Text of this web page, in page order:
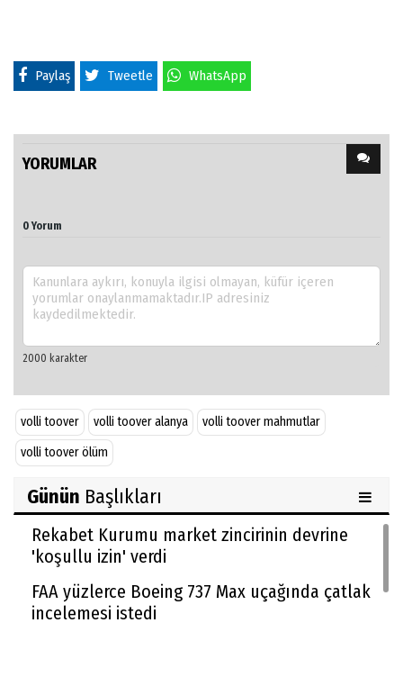
Paylaş Tweetle WhatsApp
YORUMLAR
0 Yorum
volli toover volli toover alanya
volli toover mahmutlar
volli toover ölüm
Günün Başlıkları
Rekabet Kurumu market zincirinin devrine
'koşullu izin' verdi
FAA yüzlerce Boeing 737 Max uçağında çatlak
incelemesi istedi